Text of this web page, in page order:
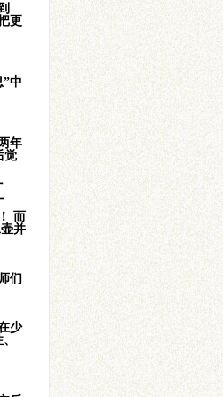
更
中
年
觉
而
并
们
少